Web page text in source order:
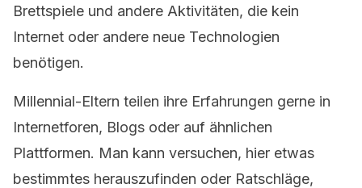
Brettspiele und andere Aktivitäten, die kein
Internet oder andere neue Technologien
benötigen.
Millennial-Eltern teilen ihre Erfahrungen gerne in
Internetforen, Blogs oder auf ähnlichen
Plattformen. Man kann versuchen, hier etwas
bestimmtes herauszufinden oder Ratschläge,